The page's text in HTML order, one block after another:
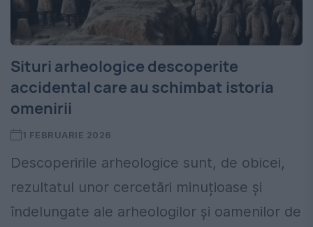
Situri arheologice descoperite
accidental care au schimbat istoria
omenirii
1 FEBRUARIE 2026
Descoperirile arheologice sunt, de obicei,
rezultatul unor cercetări minuțioase și
îndelungate ale arheologilor și oamenilor de